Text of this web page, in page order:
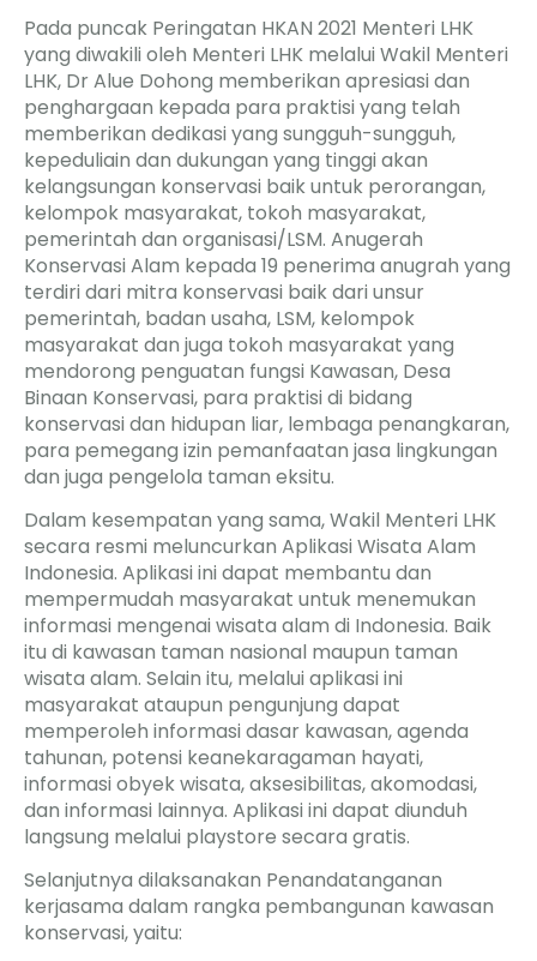
Pada puncak Peringatan HKAN 2021 Menteri LHK
yang diwakili oleh Menteri LHK melalui Wakil Menteri
LHK, Dr Alue Dohong memberikan apresiasi dan
penghargaan kepada para praktisi yang telah
memberikan dedikasi yang sungguh-sungguh,
kepeduliain dan dukungan yang tinggi akan
kelangsungan konservasi baik untuk perorangan,
kelompok masyarakat, tokoh masyarakat,
pemerintah dan organisasi/LSM. Anugerah
Konservasi Alam kepada 19 penerima anugrah yang
terdiri dari mitra konservasi baik dari unsur
pemerintah, badan usaha, LSM, kelompok
masyarakat dan juga tokoh masyarakat yang
mendorong penguatan fungsi Kawasan, Desa
Binaan Konservasi, para praktisi di bidang
konservasi dan hidupan liar, lembaga penangkaran,
para pemegang izin pemanfaatan jasa lingkungan
dan juga pengelola taman eksitu.
Dalam kesempatan yang sama, Wakil Menteri LHK
secara resmi meluncurkan Aplikasi Wisata Alam
Indonesia. Aplikasi ini dapat membantu dan
mempermudah masyarakat untuk menemukan
informasi mengenai wisata alam di Indonesia. Baik
itu di kawasan taman nasional maupun taman
wisata alam. Selain itu, melalui aplikasi ini
masyarakat ataupun pengunjung dapat
memperoleh informasi dasar kawasan, agenda
tahunan, potensi keanekaragaman hayati,
informasi obyek wisata, aksesibilitas, akomodasi,
dan informasi lainnya. Aplikasi ini dapat diunduh
langsung melalui playstore secara gratis.
Selanjutnya dilaksanakan Penandatanganan
kerjasama dalam rangka pembangunan kawasan
konservasi, yaitu: